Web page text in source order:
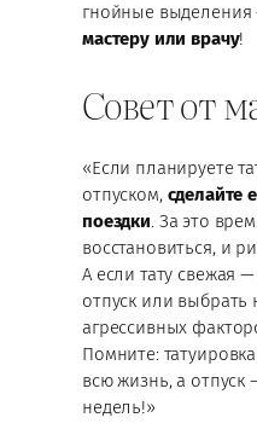
гнойные
мастеру или врачу!
Совет от
«Если планируете
отпуском, сделайте
поездки. За это
восстановиться, и
А если тату свежая
отпуск или выбрать
агрессивных
Помните:
всю жизнь, а отпуск
недель!»